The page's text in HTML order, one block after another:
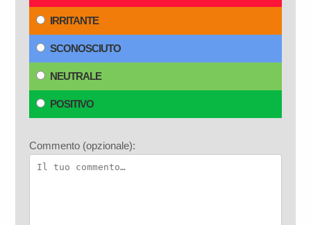
IRRITANTE
SCONOSCIUTO
NEUTRALE
POSITIVO
Commento (opzionale):